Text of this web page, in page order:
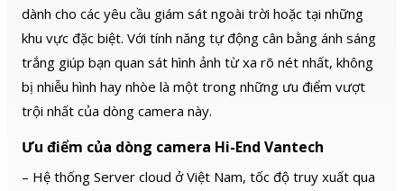
dành cho các yêu cầu giám sát ngoài trời hoặc tại những
khu vực đặc biệt. Với tính năng tự động cân bằng ánh sáng
trắng giúp bạn quan sát hình ảnh từ xa rõ nét nhất, không
bị nhiễu hình hay nhòe là một trong những ưu điểm vượt
trội nhất của dòng camera này.
Ưu điểm của dòng camera Hi-End Vantech
– Hệ thống Server cloud ở Việt Nam, tốc độ truy xuất qua